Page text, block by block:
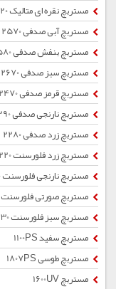
مستربچ نقره ای متالیک 1820
مستربچ آبی صدفی 2570
مستربچ بنفش صدفی 2580
مستربچ سبز صدفی 2670
مستربچ قرمز صدفی 2470
مستربچ نارنجی صدفی 2290
مستربچ زرد صدفی 2280
مستربچ زرد فلورسنت 1220
مستربچ نارنجی فلورسنت 1230
مستربچ صورتی فلورسنت 1320
مستربچ سبز فلورسنت 1630
مستربچ سفید 1100PS
مستربچ طوسی 1807PS
مستربچ 1600UV